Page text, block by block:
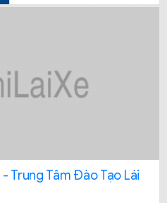
- Trung Tâm Đào Tạo Lái